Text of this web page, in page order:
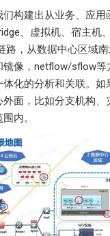
构建出从业务、应用
、虚拟机、宿主机
路，从数据中心区域
镜像，netflow/sflow等
化的分析和关联。如
面，比如分支机构、
内。